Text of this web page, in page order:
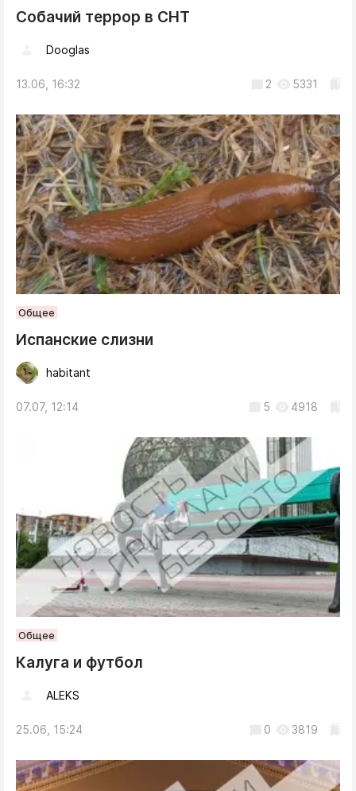
Собачий террор в СНТ
Dooglas
13.06, 16:32 2 5331
Общее
Испанские слизни
habitant
07.07, 12:14 5 4918
Общее
Калуга и футбол
ALEKS
25.06, 15:24 0 3819